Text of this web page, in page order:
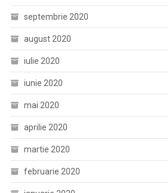
septembrie 2020
august 2020
iulie 2020
iunie 2020
mai 2020
aprilie 2020
martie 2020
februarie 2020